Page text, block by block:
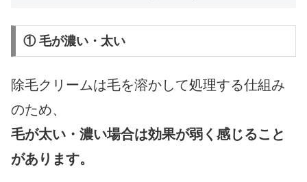
① 毛が濃い・太い
除毛クリームは毛を溶かして処理する仕組み
のため、
毛が太い・濃い場合は効果が弱く感じること
があります。